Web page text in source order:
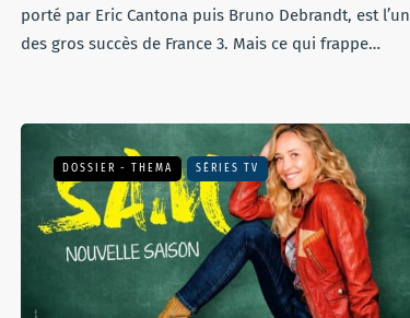
porté par Eric Cantona puis Bruno Debrandt, est l’un
des gros succès de France 3. Mais ce qui frappe…
DOSSIER - THEMA SÉRIES TV